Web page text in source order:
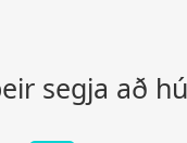
segja að